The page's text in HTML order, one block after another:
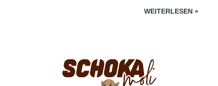
WEITERLESEN »